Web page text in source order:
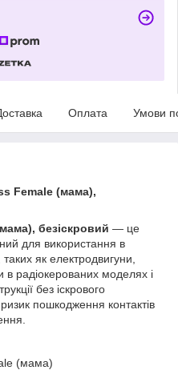
Оплата Умови
Female (мама),
безіскровий — це
для використання в
як електродвигуни,
в радіокерованих моделях і
без іскрового
пошкодження контактів
(мама)